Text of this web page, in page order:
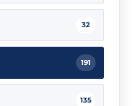
32
191
135